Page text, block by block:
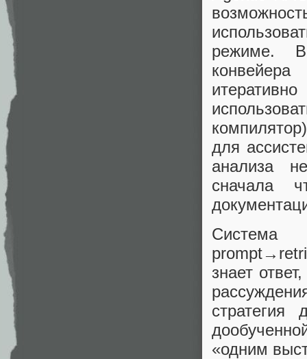
режиме. В
для
анализа
сначала
Система
знает
«одним